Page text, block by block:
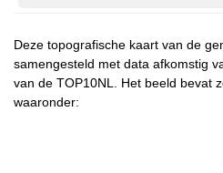
Deze topografische kaart van de
samengesteld met data afkomstig
van de TOP10NL. Het beeld bevat
waaronder: